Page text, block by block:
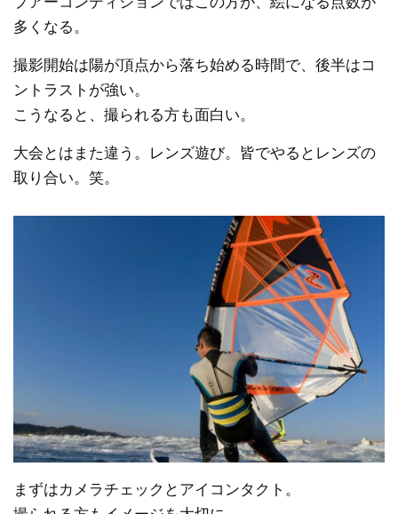
多くなる。
撮影開始は陽が頂点から落ち始める時間で、後半はコ
ントラストが強い。
こうなると、撮られる方も面白い。
大会とはまた違う。レンズ遊び。皆でやるとレンズの
取り合い。笑。
まずはカメラチェックとアイコンタクト。